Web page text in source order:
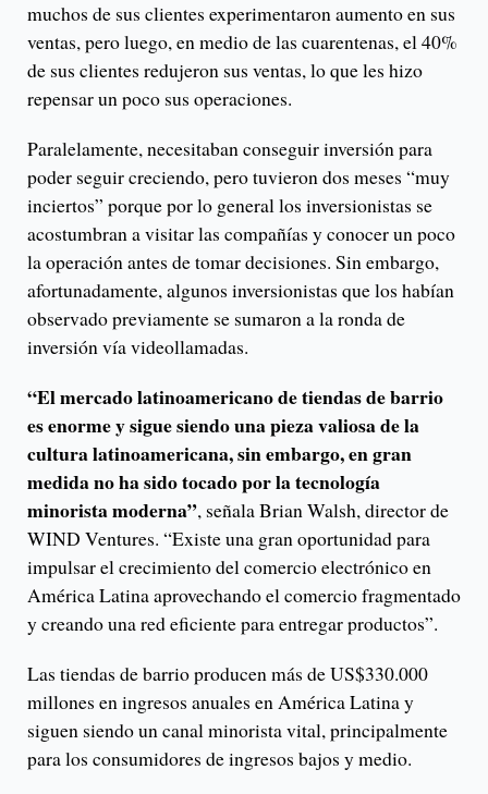
muchos de sus clientes experimentaron aumento en sus
ventas, pero luego, en medio de las cuarentenas, el 40%
de sus clientes redujeron sus ventas, lo que les hizo
repensar un poco sus operaciones.
Paralelamente, necesitaban conseguir inversión para
poder seguir creciendo, pero tuvieron dos meses “muy
inciertos” porque por lo general los inversionistas se
acostumbran a visitar las compañías y conocer un poco
la operación antes de tomar decisiones. Sin embargo,
afortunadamente, algunos inversionistas que los habían
observado previamente se sumaron a la ronda de
inversión vía videollamadas.
“El mercado latinoamericano de tiendas de barrio
es enorme y sigue siendo una pieza valiosa de la
cultura latinoamericana, sin embargo, en gran
medida no ha sido tocado por la tecnología
minorista moderna”, señala Brian Walsh, director de
WIND Ventures. “Existe una gran oportunidad para
impulsar el crecimiento del comercio electrónico en
América Latina aprovechando el comercio fragmentado
y creando una red eficiente para entregar productos”.
Las tiendas de barrio producen más de US$330.000
millones en ingresos anuales en América Latina y
siguen siendo un canal minorista vital, principalmente
para los consumidores de ingresos bajos y medio.